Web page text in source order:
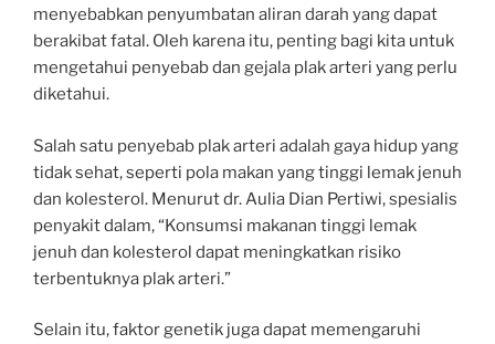
menyebabkan penyumbatan aliran darah yang dapat
berakibat fatal. Oleh karena itu, penting bagi kita untuk
mengetahui penyebab dan gejala plak arteri yang perlu
diketahui.
Salah satu penyebab plak arteri adalah gaya hidup yang
tidak sehat, seperti pola makan yang tinggi lemak jenuh
dan kolesterol. Menurut dr. Aulia Dian Pertiwi, spesialis
penyakit dalam, “Konsumsi makanan tinggi lemak
jenuh dan kolesterol dapat meningkatkan risiko
terbentuknya plak arteri.”
Selain itu, faktor genetik juga dapat memengaruhi